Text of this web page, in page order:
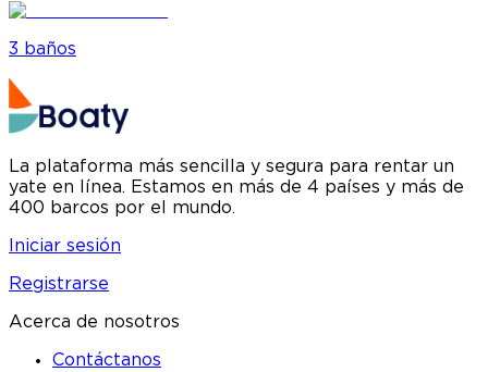
3 baños
La plataforma más sencilla y segura para rentar un
yate en línea. Estamos en más de 4 países y más de
400 barcos por el mundo.
Iniciar sesión
Registrarse
Acerca de nosotros
Contáctanos